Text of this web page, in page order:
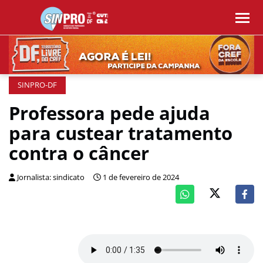
SINPRO-DF
Professora pede ajuda
para custear tratamento
contra o câncer
Jornalista: sindicato 1 de fevereiro de 2024